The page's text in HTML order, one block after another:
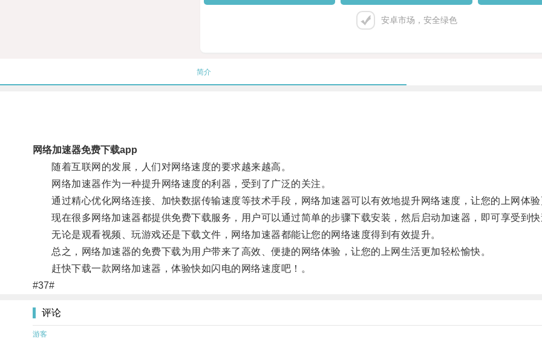
安卓市场，安全绿色
简介
网络加速器免费下载app
随着互联网的发展，人们对网络速度的要求越来越高。
网络加速器作为一种提升网络速度的利器，受到了广泛的关注。
通过精心优化网络连接、加快数据传输速度等技术手段，网络加速器可以有效地提升网络速度，让您的上网体验
现在很多网络加速器都提供免费下载服务，用户可以通过简单的步骤下载安装，然后启动加速器，即可享受到快
无论是观看视频、玩游戏还是下载文件，网络加速器都能让您的网络速度得到有效提升。
总之，网络加速器的免费下载为用户带来了高效、便捷的网络体验，让您的上网生活更加轻松愉快。
赶快下载一款网络加速器，体验快如闪电的网络速度吧！。
#37#
评论
游客